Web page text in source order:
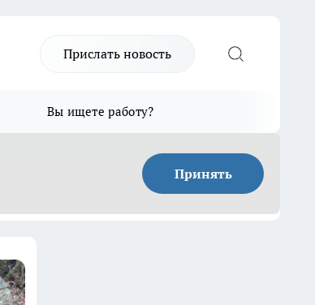
Прислать новость
Вы ищете работу?
Принять